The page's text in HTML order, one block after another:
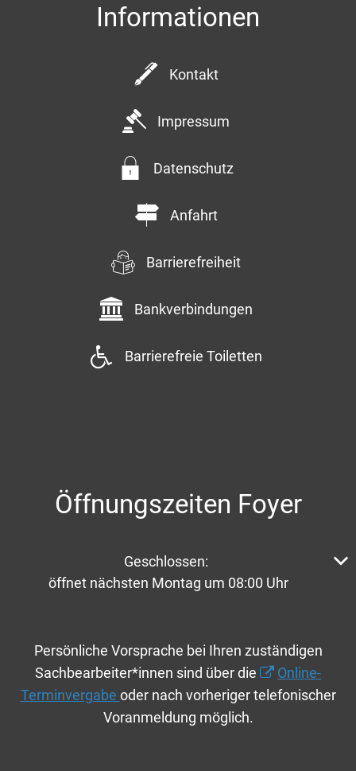
Informationen
Kontakt
Impressum
Datenschutz
Anfahrt
Barrierefreiheit
Bankverbindungen
Barrierefreie Toiletten
Öffnungszeiten Foyer
Klicken, um weitere Öffnungs- oder Schließzeiten
Geschlossen:
öffnet nächsten Montag um 08:00 Uhr
Persönliche Vorsprache bei Ihren zuständigen
Sachbearbeiter*innen sind über die
Online-
Terminvergabe oder nach vorheriger telefonischer
Voranmeldung möglich.